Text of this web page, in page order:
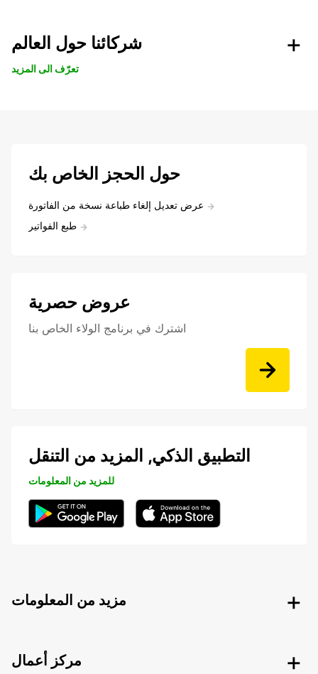
شركائنا حول العالم
تعرّف الى المزيد
حول الحجز الخاص بك
عرض تعديل إلغاء طباعة نسخة من الفاتورة
طبع الفواتير
عروض حصرية
اشترك في برنامج الولاء الخاص بنا
التطبيق الذكي, المزيد من التنقل
للمزيد من المعلومات
مزيد من المعلومات
مركز أعمال